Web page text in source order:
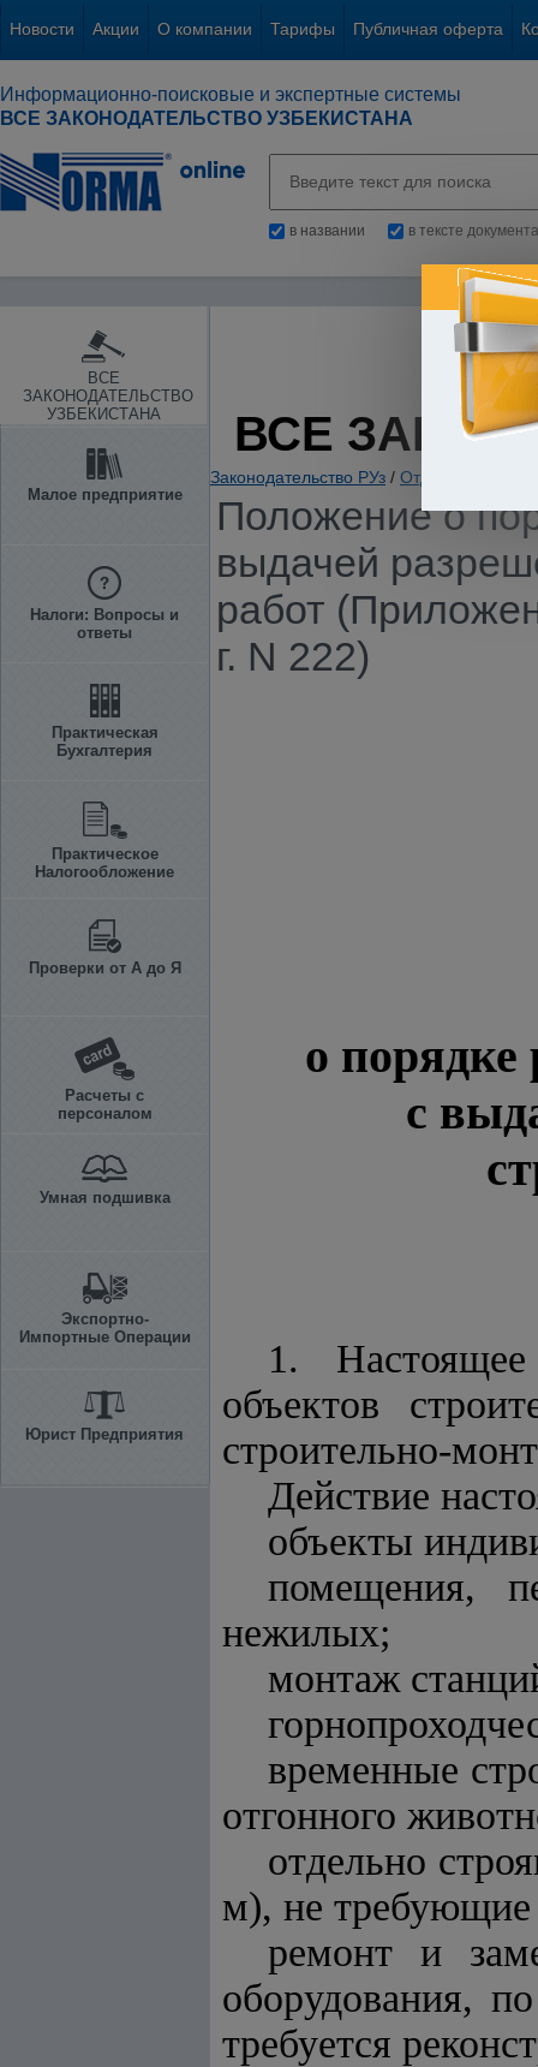
Новости Акции О компании Тарифы Публичная оферта
Информационно-поисковые и экспертные системы
ВСЕ ЗАКОНОДАТЕЛЬСТВО УЗБЕКИСТАНА
в названии в тексте документа
ВСЕ
ЗАКОНОДАТЕЛЬСТВО
УЗБЕКИСТАНА
Малое предприятие
Налоги: Вопросы и
ответы
Практическая
Бухгалтерия
Практическое
Налогообложение
Проверки от А до Я
Расчеты с
персоналом
Умная подшивка
Экспортно-
Импортные Операции
Юрист Предприятия
ВСЕ
Законодательство РУз / Отдельные
Положение о
выдачей
работ
г. N 222)
о порядке
с
1.
объектов
строительно-
Действие
объекты
помещения,
нежилых;
монтаж
временные
отгонного
отдельно
м), не требующие
ремонт и
оборудования,
требуется